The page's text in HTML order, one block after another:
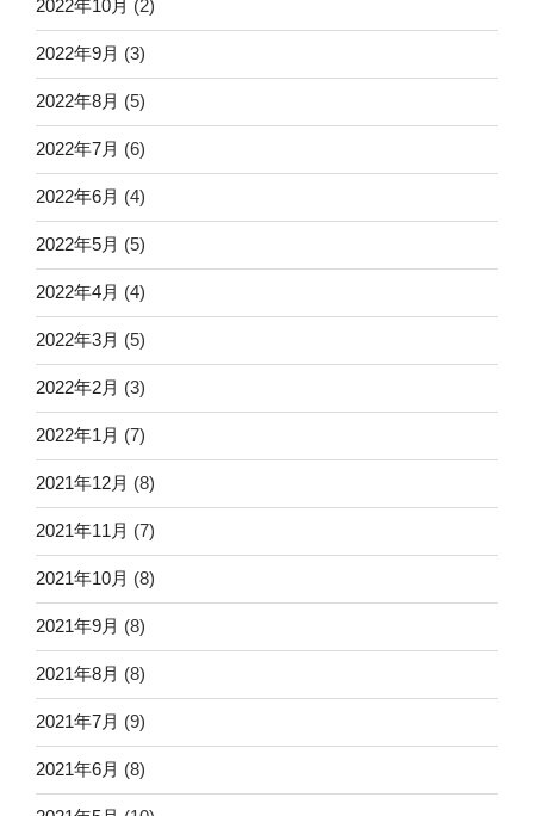
2022年10月 (2)
2022年9月 (3)
2022年8月 (5)
2022年7月 (6)
2022年6月 (4)
2022年5月 (5)
2022年4月 (4)
2022年3月 (5)
2022年2月 (3)
2022年1月 (7)
2021年12月 (8)
2021年11月 (7)
2021年10月 (8)
2021年9月 (8)
2021年8月 (8)
2021年7月 (9)
2021年6月 (8)